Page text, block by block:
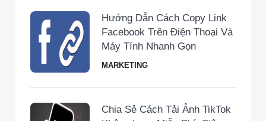
Hướng Dẫn Cách Copy Link
Facebook Trên Điện Thoại Và
Máy Tính Nhanh Gọn
MARKETING
Chia Sẻ Cách Tải Ảnh TikTok